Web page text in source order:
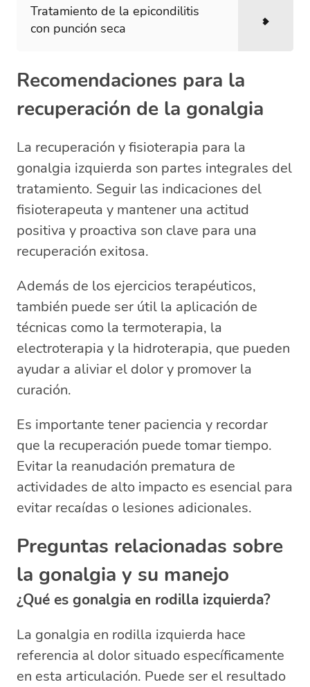
Tratamiento de la epicondilitis
con punción seca
Recomendaciones para la
recuperación de la gonalgia
La recuperación y fisioterapia para la
gonalgia izquierda son partes integrales del
tratamiento. Seguir las indicaciones del
fisioterapeuta y mantener una actitud
positiva y proactiva son clave para una
recuperación exitosa.
Además de los ejercicios terapéuticos,
también puede ser útil la aplicación de
técnicas como la termoterapia, la
electroterapia y la hidroterapia, que pueden
ayudar a aliviar el dolor y promover la
curación.
Es importante tener paciencia y recordar
que la recuperación puede tomar tiempo.
Evitar la reanudación prematura de
actividades de alto impacto es esencial para
evitar recaídas o lesiones adicionales.
Preguntas relacionadas sobre
la gonalgia y su manejo
¿Qué es gonalgia en rodilla izquierda?
La gonalgia en rodilla izquierda hace
referencia al dolor situado específicamente
en esta articulación. Puede ser el resultado